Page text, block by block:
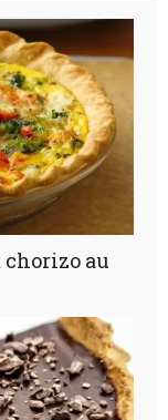
chorizo au